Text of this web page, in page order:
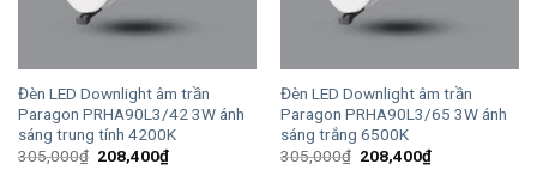
Đèn LED Downlight âm trần
Paragon PRHA90L3/42 3W ánh
sáng trung tính 4200K
305,000₫ Giá
208,400₫Giá
hiện
Đèn LED Downlight âm trần
Paragon PRHA90L3/65 3W ánh
sáng trắng 6500K
305,000₫ Giá
208,400₫Giá
hiện